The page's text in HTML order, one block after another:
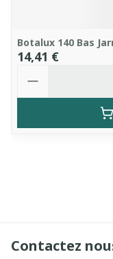
Botalux 140 Bas
14,41 €
Contactez